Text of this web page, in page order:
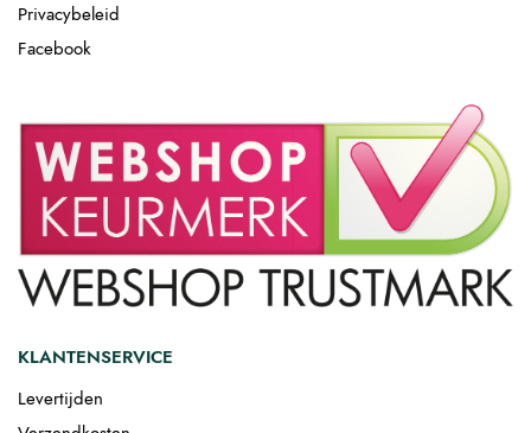
Privacybeleid
Facebook
KLANTENSERVICE
Levertijden